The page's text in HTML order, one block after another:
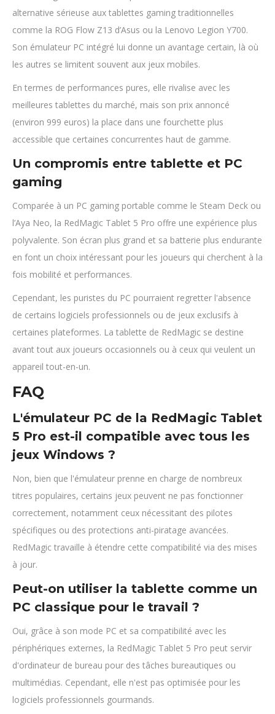
alternative sérieuse aux tablettes gaming traditionnelles
comme la ROG Flow Z13 d’Asus ou la Lenovo Legion Y700.
Son émulateur PC intégré lui donne un avantage certain, là où
les autres se limitent souvent aux jeux mobiles.
En termes de performances pures, elle rivalise avec les
meilleures tablettes du marché, mais son prix annoncé
(environ 999 euros) la place dans une fourchette plus
accessible que certaines concurrentes haut de gamme.
Un compromis entre tablette et PC
gaming
Comparée à un PC gaming portable comme le Steam Deck ou
l’Aya Neo, la RedMagic Tablet 5 Pro offre une expérience plus
polyvalente. Son écran plus grand et sa batterie plus endurante
en font un choix intéressant pour les joueurs qui cherchent à la
fois mobilité et performances.
Cependant, les puristes du PC pourraient regretter l'absence
de certains logiciels professionnels ou de jeux exclusifs à
certaines plateformes. La tablette de RedMagic se destine
avant tout aux joueurs occasionnels ou à ceux qui veulent un
appareil tout-en-un.
FAQ
L'émulateur PC de la RedMagic Tablet
5 Pro est-il compatible avec tous les
jeux Windows ?
Non, bien que l'émulateur prenne en charge de nombreux
titres populaires, certains jeux peuvent ne pas fonctionner
correctement, notamment ceux nécessitant des pilotes
spécifiques ou des protections anti-piratage avancées.
RedMagic travaille à étendre cette compatibilité via des mises
à jour.
Peut-on utiliser la tablette comme un
PC classique pour le travail ?
Oui, grâce à son mode PC et sa compatibilité avec les
périphériques externes, la RedMagic Tablet 5 Pro peut servir
d'ordinateur de bureau pour des tâches bureautiques ou
multimédias. Cependant, elle n'est pas optimisée pour les
logiciels professionnels gourmands.